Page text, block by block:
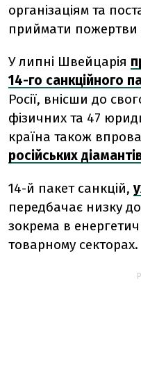
організаціям та
приймати пожертви
У липні Швейцарія
14-го санкційного
Росії, внісши до
фізичних та 47
країна також
російських
14-й пакет санкцій,
передбачає низку
зокрема в
товарному секторах.